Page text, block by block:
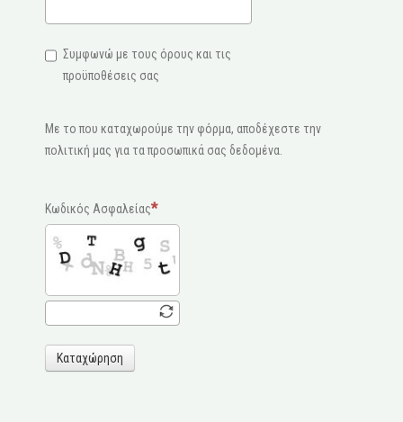
Συμφωνώ με τους όρους και τις
προϋποθέσεις σας
Με το που καταχωρούμε την φόρμα, αποδέχεστε την
πολιτική μας για τα προσωπικά σας δεδομένα.
Κωδικός Ασφαλείας
Καταχώρηση